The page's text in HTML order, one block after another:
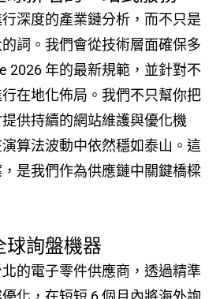
深度的產業鏈分析，而不只是
詞。我們會從技術層面確保多
2026 年的最新規範，並針對不
在地化佈局。我們不只幫你把
供持續的網站維護與優化機
算法波動中依然穩如泰山。這
是我們作為供應鏈中關鍵橋樑
球詢盤機器
的電子零件供應商，透過精準